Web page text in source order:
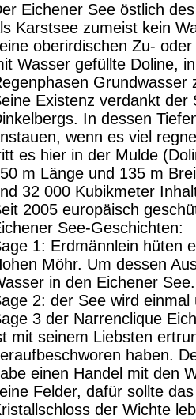
Eichener See östlich
Karstseezumeist kein
oberirdischen Zu-
Wasser gefüllte Doline,
Grundwasser
Existenz verdankt
In dessen
wenn es viel
es hier in der Mulde
m Länge und 135 m
32 000 Kubikmeter
2005 europäisch
See-Geschichten:
1: Erdmännlein hüten
Möhr. Um dessen
in den Eichener See.
2: der See wird
3 der Narrenclique
mit seinem Liebsten
haben.
einen Handel mit den
Felder, dafür sollte
der Wichte